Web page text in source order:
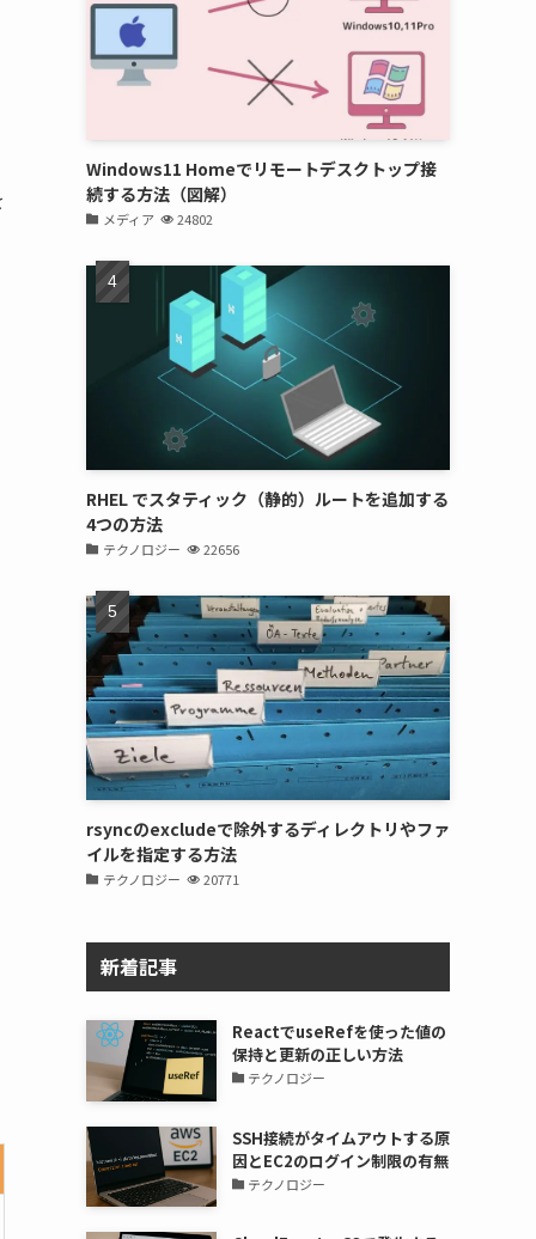
Windows11 Homeでリモートデスクトップ接
続する方法（図解）
メディア 24802
RHEL でスタティック（静的）ルートを追加する
4つの方法
テクノロジー 22656
rsyncのexcludeで除外するディレクトリやファ
イルを指定する方法
テクノロジー 20771
新着記事
ReactでuseRefを使った値の
保持と更新の正しい方法
テクノロジー
SSH接続がタイムアウトする原
因とEC2のログイン制限の有無
テクノロジー